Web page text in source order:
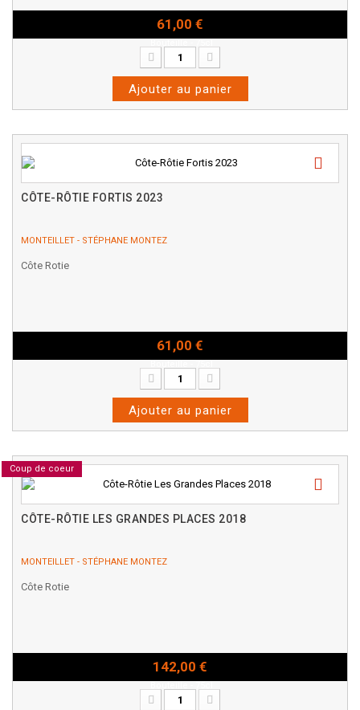
61,00 €
Ajouter au panier
CÔTE-RÔTIE FORTIS 2023
MONTEILLET - STÉPHANE MONTEZ
Côte Rotie
61,00 €
Ajouter au panier
Coup de coeur
CÔTE-RÔTIE LES GRANDES PLACES 2018
MONTEILLET - STÉPHANE MONTEZ
Côte Rotie
142,00 €